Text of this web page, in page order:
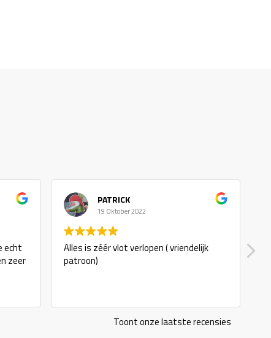
echt
zeer
PATRICK
19 Oktober 2022
Alles is zéér vlot verlopen ( vriendelijk
patroon)
Toont onze laatste recensies